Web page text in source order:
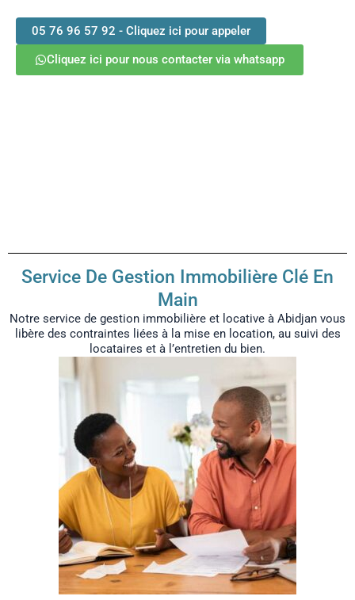
05 76 96 57 92 - Cliquez ici pour appeler
Cliquez ici pour nous contacter via whatsapp
Service De Gestion Immobilière Clé En
Main
Notre service de gestion immobilière et locative à Abidjan vous
libère des contraintes liées à la mise en location, au suivi des
locataires et à l’entretien du bien.